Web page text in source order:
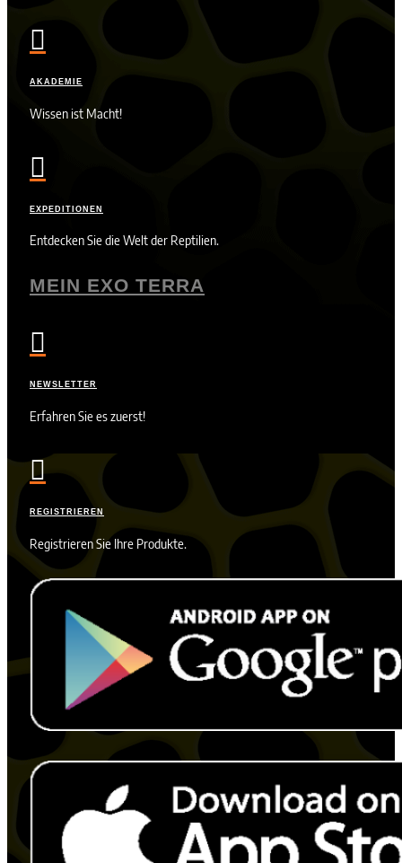

AKADEMIE
Wissen ist Macht!

EXPEDITIONEN
Entdecken Sie die Welt der Reptilien.
MEIN EXO TERRA

NEWSLETTER
Erfahren Sie es zuerst!

REGISTRIEREN
Registrieren Sie Ihre Produkte.